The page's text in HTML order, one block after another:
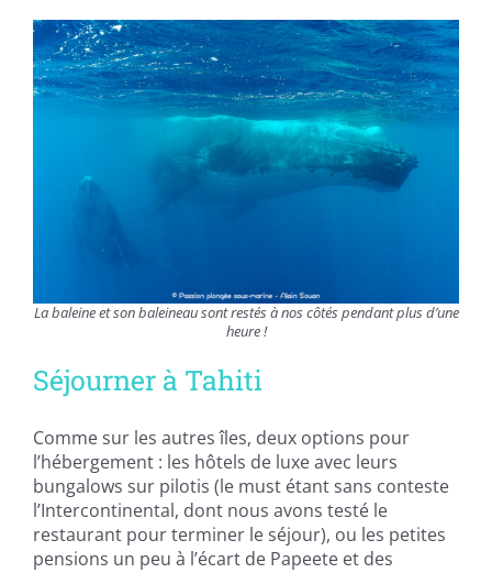
La baleine et son baleineau sont restés à nos côtés pendant plus d’une
heure !
Séjourner à Tahiti
Comme sur les autres îles, deux options pour
l’hébergement : les hôtels de luxe avec leurs
bungalows sur pilotis (le must étant sans conteste
l’Intercontinental, dont nous avons testé le
restaurant pour terminer le séjour), ou les petites
pensions un peu à l’écart de Papeete et des